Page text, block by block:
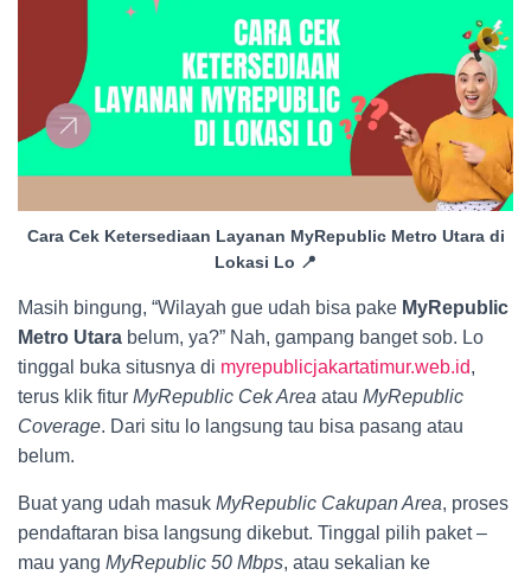
Cara Cek Ketersediaan Layanan MyRepublic Metro Utara di
Lokasi Lo 📍
Masih bingung, “Wilayah gue udah bisa pake MyRepublic
Metro Utara belum, ya?” Nah, gampang banget sob. Lo
tinggal buka situsnya di myrepublicjakartatimur.web.id,
terus klik fitur MyRepublic Cek Area atau MyRepublic
Coverage. Dari situ lo langsung tau bisa pasang atau
belum.
Buat yang udah masuk MyRepublic Cakupan Area, proses
pendaftaran bisa langsung dikebut. Tinggal pilih paket –
mau yang MyRepublic 50 Mbps, atau sekalian ke